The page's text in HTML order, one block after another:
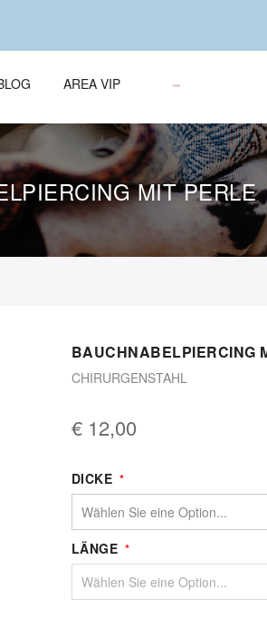
AREA VIP
MIT PERLE
BAUCHNABELPIERCING
CHIRURGENSTAHL
€ 12,00
DICKE
LÄNGE